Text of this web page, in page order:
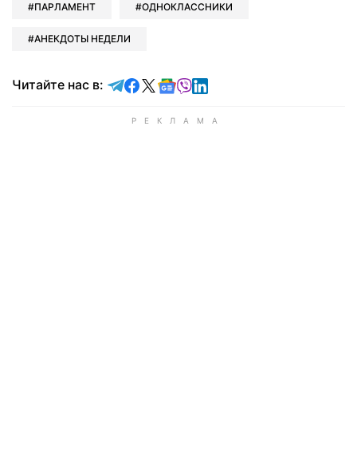
ПАРЛАМЕНТ ОДНОКЛАССНИКИ
АНЕКДОТЫ НЕДЕЛИ
Читайте нас в: Читайте в Telegram
Читайте в Facebook
Читайте в X
Читайте в Google news
Читайте в Viber
Читайте в LinkedIn